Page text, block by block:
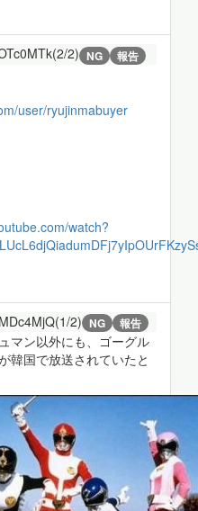
2) NG 報告
user/ryujinmabuyer
watch?
2) NG 報告
マン以外にも、ゴーグル
韓国で放送されていたと